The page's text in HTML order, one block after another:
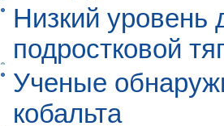
Низкий
подростковой
Ученые
кобальта